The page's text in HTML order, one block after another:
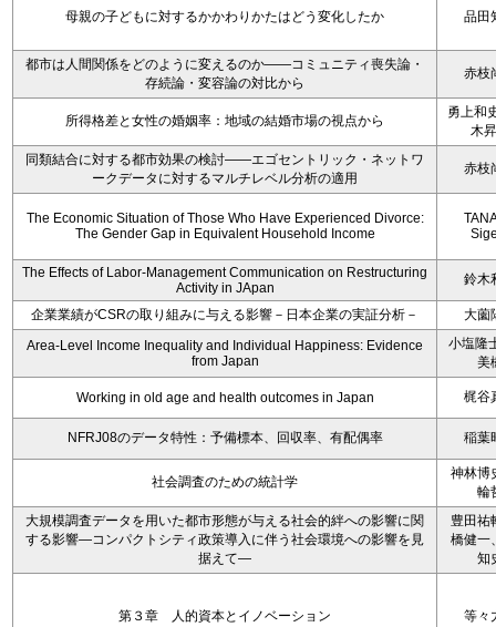
母親の子どもに対するかかわりかたはどう変化したか 品田
都市は人間関係をどのように変えるのか――コミュニティ喪失論・
存続論・変容論の対比から
赤枝
所得格差と女性の婚姻率：地域の結婚市場の視点から
勇上和
木
同類結合に対する都市効果の検討――エゴセントリック・ネットワ
ークデータに対するマルチレベル分析の適用
赤枝
The Economic Situation of Those Who Have Experienced Divorce:
The Gender Gap in Equivalent Household Income
The Effects of Labor-Management Communication on Restructuring
Activity in JApan
鈴木
企業業績がCSRの取り組みに与える影響－日本企業の実証分析－
大薗
Area-Level Income Inequality and Individual Happiness: Evidence
from Japan
小塩隆
美
Working in old age and health outcomes in Japan 梶谷
NFRJ08のデータ特性：予備標本、回収率、有配偶率 稲葉
社会調査のための統計学
神林博
輪
大規模調査データを用いた都市形態が与える社会的絆への影響に関
する影響―コンパクトシティ政策導入に伴う社会環境への影響を見
据えて―
豊田祐
橋健一
知
第３章 人的資本とイノベーション 等々